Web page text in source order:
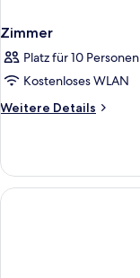
Zimmer
Platz für 10 Personen
Kostenloses WLAN
Weitere Details
Weitere